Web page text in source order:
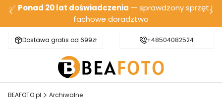
✅ Ponad 20 lat doświadczenia — sprawdzony sprzęt i
fachowe doradztwo
Dostawa gratis od 699zł Bezpieczna wysyłka
+48504082524
BEAFOTO.pl Archiwalne